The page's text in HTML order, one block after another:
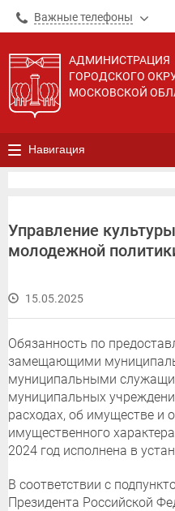
Важные телефоны
АДМИНИСТРАЦИЯ
ГОРОДСКОГО
МОСКОВСКОЙ
Навигация
Управление
молодежной
15.05.2025
Обязанность по
замещающими
муниципальными
муниципальных
расходах, об имуществе и
имущественного
2024 год исполнена в
В соответствии с
Президента Российской